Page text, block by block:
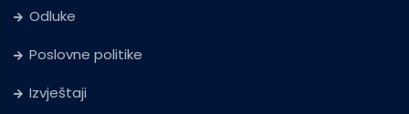
Odluke
Poslovne politike
Izvještaji